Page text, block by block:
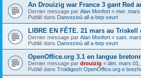
An Drouizig war France 3 gant Red
Dernier message par Alan Monfort « mer.
Publié dans Danvezioù all a-bep seurt
LIBRE EN FÊTE. 21 mars au Triskell
Dernier message par Alan Monfort « sam.
Publié dans Danvezioù all a-bep seurt
OpenOffice.org 3.1 en langue
Dernier message par drouizig « dim. mars
Publié dans Troidigezh OpenOffice.org e